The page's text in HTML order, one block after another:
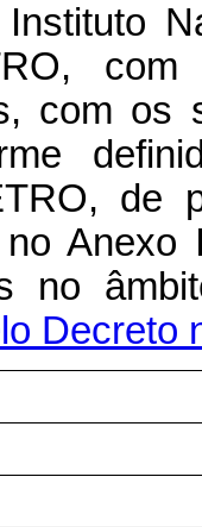
com os
de
Anexo
no
Decreto